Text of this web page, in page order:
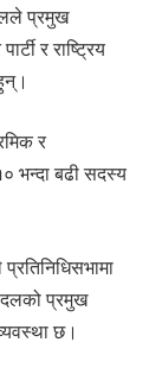
प्रमुख
र राष्ट्रिय
र
भन्दा बढी सदस्य
प्रमुख
छ।